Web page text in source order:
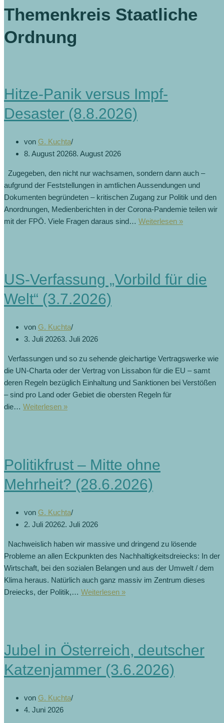
Themenkreis Staatliche
Ordnung
Hitze-Panik versus Impf-
Desaster (8.8.2026)
von G. Kuchta
8. August 20268. August 2026
Zugegeben, den nicht nur wachsamen, sondern dann auch –
aufgrund der Feststellungen in amtlichen Aussendungen und
Dokumenten begründeten – kritischen Zugang zur Politik und den
Anordnungen, Medienberichten in der Corona-Pandemie teilen wir
mit der FPÖ. Viele Fragen daraus sind… Weiterlesen »Hitze-
(8.8.2026)
US-Verfassung „Vorbild für die
Welt“ (3.7.2026)
von G. Kuchta
3. Juli 20263. Juli 2026
Verfassungen und so zu sehende gleichartige Vertragswerke wie
die UN-Charta oder der Vertrag von Lissabon für die EU – samt
deren Regeln bezüglich Einhaltung und Sanktionen bei Verstößen
– sind pro Land oder Gebiet die obersten Regeln für
die… Weiterlesen »US-
Welt“
(3.7.2026)
Politikfrust – Mitte ohne
Mehrheit? (28.6.2026)
von G. Kuchta
2. Juli 20262. Juli 2026
Nachweislich haben wir massive und dringend zu lösende
Probleme an allen Eckpunkten des Nachhaltigkeitsdreiecks: In der
Wirtschaft, bei den sozialen Belangen und aus der Umwelt / dem
Klima heraus. Natürlich auch ganz massiv im Zentrum dieses
Dreiecks, der Politik,… Weiterlesen »Politikfrust
(28.6.2026)
Jubel in Österreich, deutscher
Katzenjammer (3.6.2026)
von G. Kuchta
4. Juni 2026